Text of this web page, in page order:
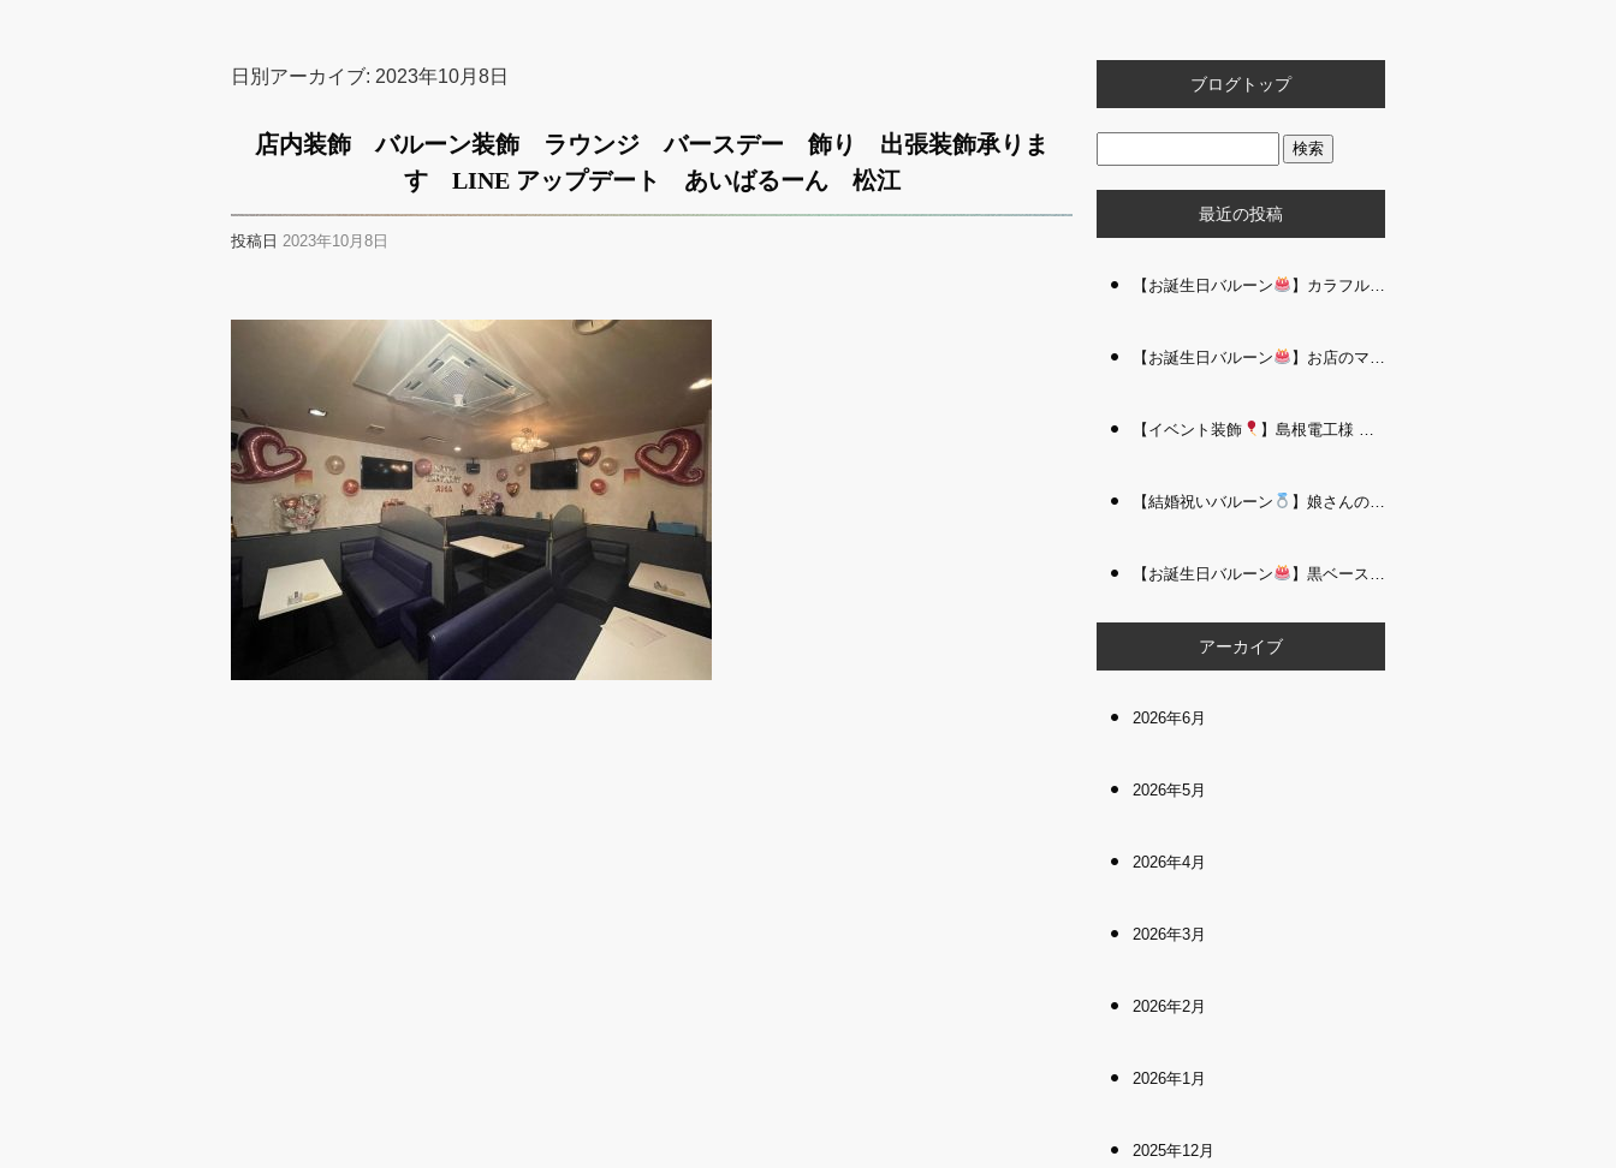
日別アーカイブ: 2023年10月8日
店内装飾 バルーン装飾 ラウンジ バースデー 飾り 出張装飾承りま
す LINE アップデート あいばるーん 松江
投稿日 2023年10月8日
ブログトップ
最近の投稿
【お誕生日バルーン 】カラフルで存在感たっぷりのバルーンタワー｜松江 i Balloo n
【お誕生日バルーン 】お店のママさんへの華やかなお祝いに｜シャンパン付き豪 華バルーンアレンジメント｜松江 i Balloon
【イベント装飾 】島根電工様 お客様感謝祭｜入口アーチ＆キッズコーナー装飾 を担当しました｜松江 i Balloon
【結婚祝いバルーン 】娘さんのご結婚祝いに｜ウェディングベアとフラワーイン バルーンが華やかなバルーンアレンジメント｜松江 i Balloon
【お誕生日バルーン 】黒ベース×ヒョウ柄がおしゃれ
アーカイブ
2026年6月
2026年5月
2026年4月
2026年3月
2026年2月
2026年1月
2025年12月